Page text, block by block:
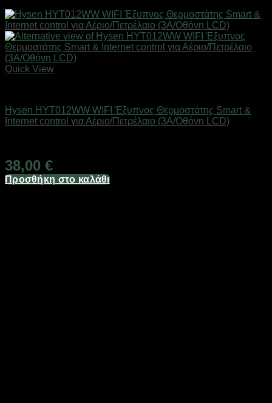
Quick View
Hysen HYT012WW WIFI Έξυπνος Θερμοστάτης Smart &
Internet control για Αέριο/Πετρέλαιο (3A/Οθόνη LCD)
38,00 €
Προσθήκη στο καλάθι